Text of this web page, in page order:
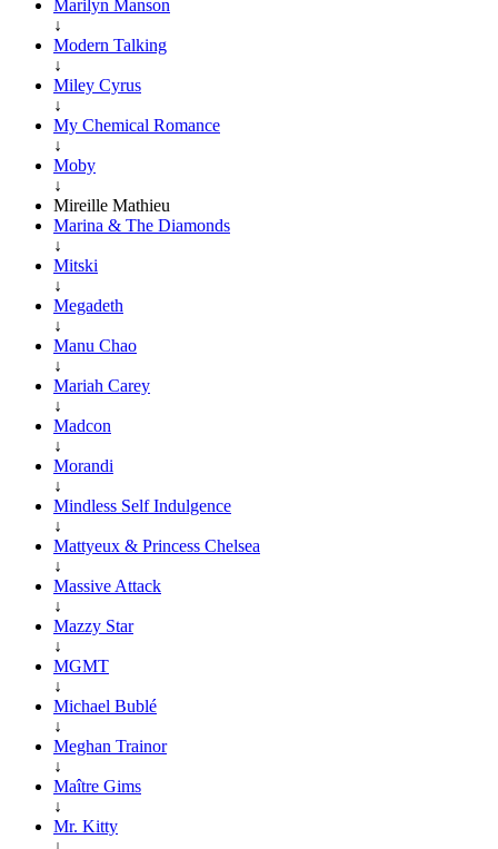
Marilyn Manson
↓
Modern Talking
↓
Miley Cyrus
↓
My Chemical Romance
↓
Moby
↓
Mireille Mathieu
Marina & The Diamonds
↓
Mitski
↓
Megadeth
↓
Manu Chao
↓
Mariah Carey
↓
Madcon
↓
Morandi
↓
Mindless Self Indulgence
↓
Mattyeux & Princess Chelsea
↓
Massive Attack
↓
Mazzy Star
↓
MGMT
↓
Michael Bublé
↓
Meghan Trainor
↓
Maître Gims
↓
Mr. Kitty